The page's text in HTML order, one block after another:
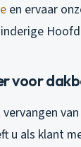
en ervaar
voor
van
u als klant